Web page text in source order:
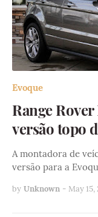
Evoque
Range
versão topo
A montadora de
versão para a
by Unknown - May 15,